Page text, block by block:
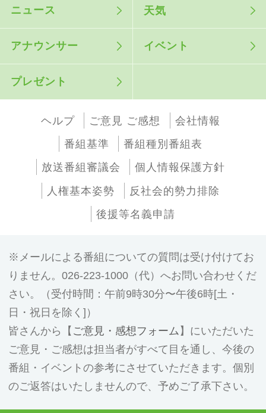
ニュース 天気
アナウンサー イベント
プレゼント
ヘルプ ご意見 ご感想
会社情報
番組基準
番組種別番組表
放送番組審議会
個人情報保護方針
人権基本姿勢
反社会的勢力排除
後援等名義申請
メールによる番組についての質問は受け付けてお
りません。026-223-1000（代）へお問い合わせくだ
さい。（受付時間：午前9時30分〜午後6時[土・
日・祝日を除く]）
皆さんから【 ご意見・感想フォーム 】にいただいた
ご意見・ご感想は担当者がすべて目を通し、今後の
番組・イベントの参考にさせていただきます。個別
のご返答はいたしませんので、予めご了承下さい。